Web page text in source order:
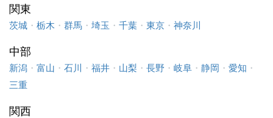
関東
茨城 ・ 栃木 ・ 群馬 ・ 埼玉 ・ 千葉 ・ 東京 ・ 神奈川
中部
新潟 ・ 富山 ・ 石川 ・ 福井 ・ 山梨 ・ 長野 ・ 岐阜 ・ 静岡 ・ 愛知 ・
三重
関西